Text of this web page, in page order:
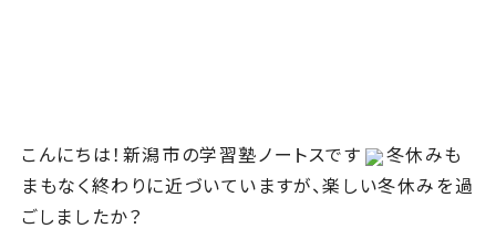
こんにちは！新潟市の学習塾ノートスです
冬休みも
まもなく終わりに近づいていますが、楽しい冬休みを過
ごしましたか？